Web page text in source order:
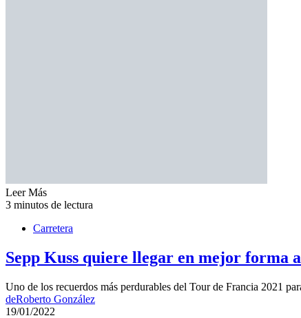
Leer Más
3 minutos de lectura
Carretera
Sepp Kuss quiere llegar en mejor forma
Uno de los recuerdos más perdurables del Tour de Francia 2021
deRoberto González
19/01/2022